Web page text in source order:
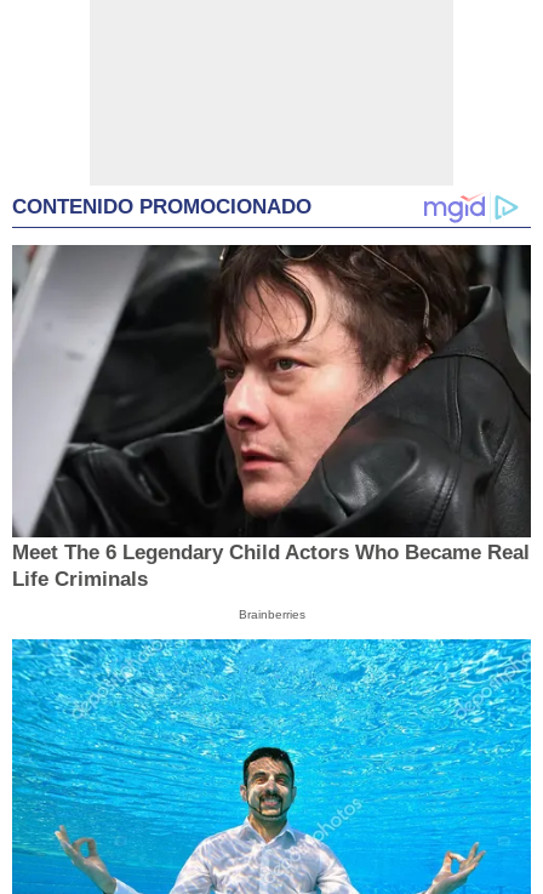
CONTENIDO PROMOCIONADO
Meet The 6 Legendary Child Actors Who Became Real
Life Criminals
Brainberries